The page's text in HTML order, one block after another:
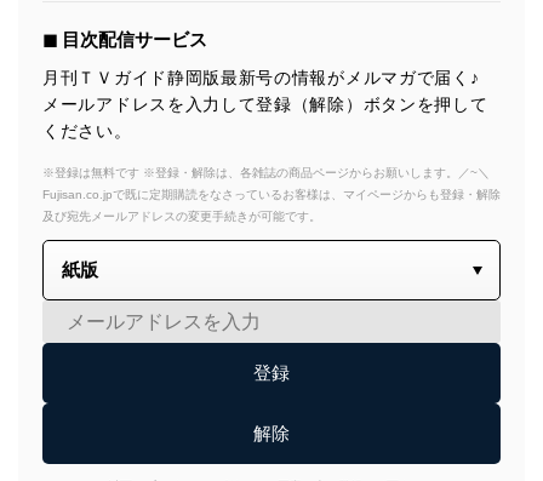
◼︎ 目次配信サービス
月刊ＴＶガイド静岡版最新号の情報がメルマガで届く♪
メールアドレスを入力して登録（解除）ボタンを押して
ください。
※登録は無料です ※登録・解除は、各雑誌の商品ページからお願いします。／~＼
Fujisan.co.jpで既に定期購読をなさっているお客様は、マイページからも登録・解除
及び宛先メールアドレスの変更手続きが可能です。